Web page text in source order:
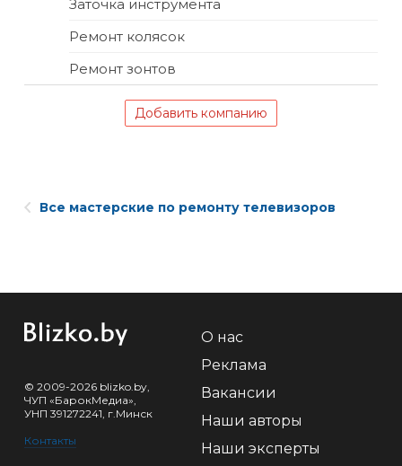
Заточка инструмента
Ремонт колясок
Ремонт зонтов
Добавить компанию
Все мастерские по ремонту телевизоров
© 2009-2026 blizko.by,
ЧУП «БарокМедиа»,
УНП 391272241, г.Минск
Контакты
О нас
Реклама
Вакансии
Наши авторы
Наши эксперты